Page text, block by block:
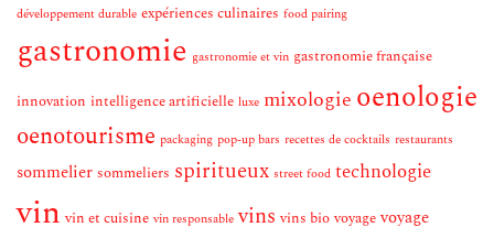
développement durable expériences culinaires food pairing
gastronomie gastronomie et vin gastronomie française
innovation intelligence artificielle luxe mixologie oenologie
oenotourisme packaging pop-up bars recettes de cocktails restaurants
sommelier sommeliers spiritueux street food technologie
vin vin et cuisine vin responsable vins vins bio voyage voyage